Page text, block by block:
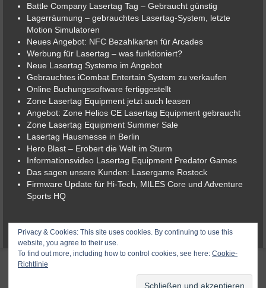
Battle Company Lasertag Tag – Gebraucht günstig
Lagerräumung – gebrauchtes Lasertag-System, letzte
Motion Simulatoren
Neues Angebot: NFC Bezahlkarten für Arcades
Werbung für Lasertag – was funktioniert?
Neue Lasertag Systeme im Angebot
Gebrauchtes iCombat Entertain System zu verkaufen
Online Buchungssoftware fertiggestellt
Zone Lasertag Equipment jetzt auch leasen
Angebot: Zone Helios CE Lasertag Equipment gebraucht
Zone Lasertag Equipment Summer Sale
Lasertag Hausmesse in Berlin
Hero Blast – Erobert die Welt im Sturm
Informationsvideo Lasertag Equipment Predator Games
Das sagen unsere Kunden: Lasergame Rostock
Firmware Update für Hi-Tech, MILES Core und Adventure
Sports HQ
Privacy & Cookies: This site uses cookies. By continuing to use this
website, you agree to their use.
To find out more, including how to control cookies, see here: Cookie-
Richtlinie